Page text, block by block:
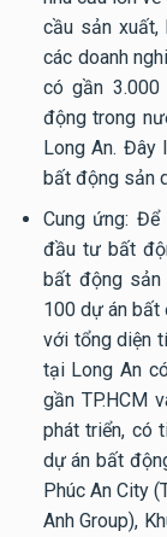
cầu sản xuất,
các doanh
có gần
động trong
Long An. Đây
bất động sản
Cung ứng:
đầu tư bất
bất động sản
100 dự án bất
với tổng diện
tại Long An
gần TP.HCM
phát triển, có
dự án bất
Phúc An City
Anh Group),